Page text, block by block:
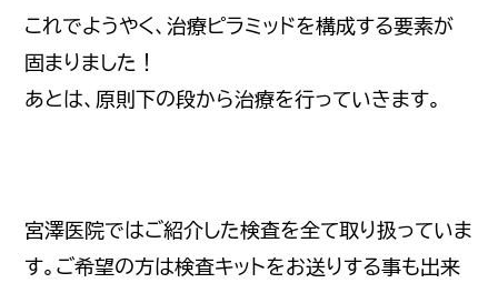
これでようやく、治療ピラミッドを構成する要素が
固まりました！
あとは、原則下の段から治療を行っていきます。
宮澤医院ではご紹介した検査を全て取り扱っていま
す。ご希望の方は検査キットをお送りする事も出来